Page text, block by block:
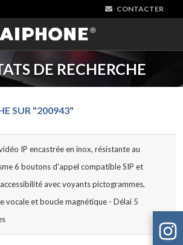
CONTACTER
DE RECHERCHE
SUR "200943"
IP encastrée en inox, résistante au
6 boutons d'appel compatible SIP et
avec voyants pictogrammes,
vocale et boucle magnétique - Délai 5